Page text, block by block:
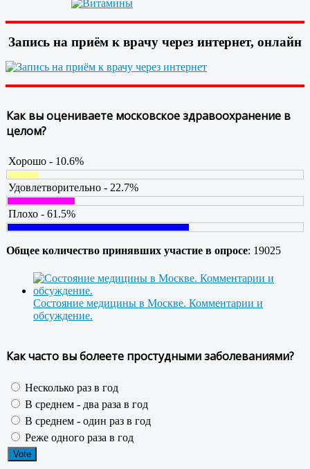
Запись на приём к врачу через интернет, онлайн
Как вы оцениваете московское здравоохранение в
целом?
Хорошо - 10.6%
Удовлетворительно - 22.7%
Плохо - 61.5%
Общее количество принявших участие в опросе: 19025
Состояние медицины в Москве. Комментарии и
обсуждение.
Как часто вы болеете простудными заболеваниями?
Несколько раз в год
В среднем - два раза в год
В среднем - один раз в год
Реже одного раза в год